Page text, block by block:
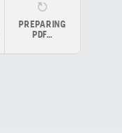
PREPARING
PDF…